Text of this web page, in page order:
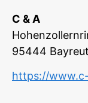
C & A
95444
https://